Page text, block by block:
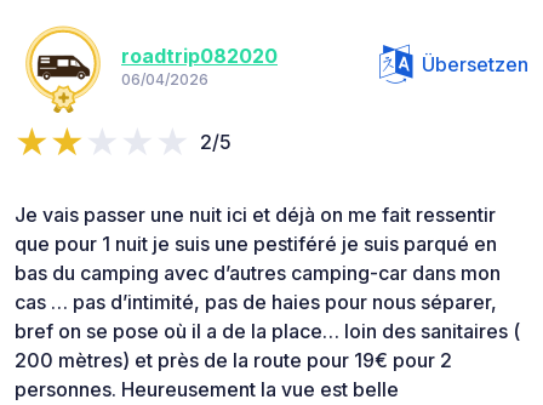
roadtrip082020
06/04/2026
Übersetzen
2/5
Je vais passer une nuit ici et déjà on me fait ressentir
que pour 1 nuit je suis une pestiféré je suis parqué en
bas du camping avec d’autres camping-car dans mon
cas … pas d’intimité, pas de haies pour nous séparer,
bref on se pose où il a de la place… loin des sanitaires (
200 mètres) et près de la route pour 19€ pour 2
personnes. Heureusement la vue est belle